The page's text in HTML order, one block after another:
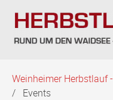
überspringen
Weinheimer Herbstlauf
Events